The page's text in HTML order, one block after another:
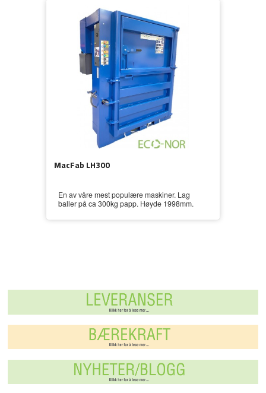
MacFab LH300
En av våre mest populære maskiner. Lag
baller på ca 300kg papp. Høyde 1998mm.